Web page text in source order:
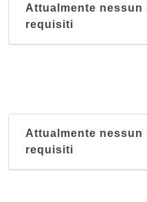
Attualmente
requisiti
Attualmente
requisiti